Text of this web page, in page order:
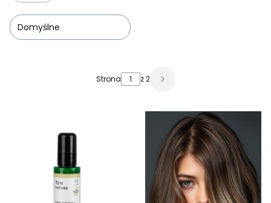
Domyślne
Strona z 2